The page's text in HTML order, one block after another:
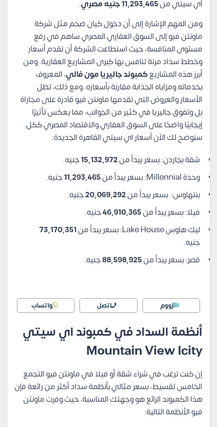
أي سيتي من11,293,465جنيه مصري.
ومن المهم الإشارة إلى أن دخول كيان ضخم مثل شركة
ماونتن فيو إلى السوق العقاري المصري ساهم في رفع
مستوى المنافسة، حيث استطاعت الشركة أن تقدم أسعار
وخطط سداد مرنة تنافس بها كبرى المشاريع العقارية. ومن
أبرز هذه المشاريعكمبوند جاليريا مون فالي، المعروف
بخدماته ومزاياه الجذابة مقارنة بأسعاره. ومع ذلك، تظل
الأسعار والعروض التي تقدمها ماونتن فيو قادرة على مجاراة
بل وتفوق جاليريا في كثير من الجوانب، مما يعكس تأثيرًا
إيجابيًا واضحًا على السوق العقاري والاقتصاد المصري ككل.
سنوضح لك الآن أسعار اي سيتي القاهرة الجديدة:
شقة بجاردن: بسعر يبدأ من15,132,972جنيه.
وحدة Millennial: بسعر يبدأ من
11,293,465جنيه.
بنتهاوس: بسعر يبدأ من20,069,292جنيه.
فيلا: بسعر يبدأ من46,910,365جنيه.
ليك هاوس Lake House: بسعر يبدأ من
73,170,351
جنيه.
قصر: بسعر يبدأ من88,598,925جنيه.
زووم اتصل واتساب
أنظمة السداد في كمبوند اي سيتي
Mountain View Icity
إن كنت ترغب في شراء شقة أو فيلا في ماونتن فيو التجمع
الخامس تقسيط، بسعر مثالي بأنظمة سداد أكثر من رائعة فإن
هذا الكمبوند الرائع هو وجهتك المناسبة، حيث وفرت ماونتن
فيو الأنظمة التالية: